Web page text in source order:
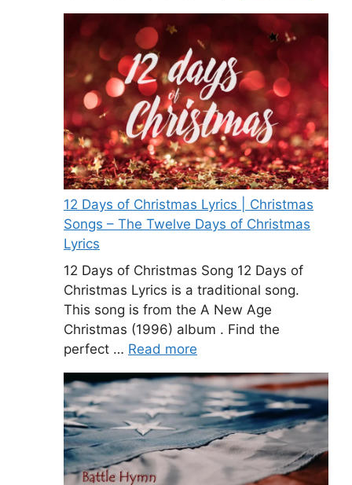
12 Days of Christmas Lyrics | Christmas
Songs – The Twelve Days of Christmas
Lyrics
12 Days of Christmas Song 12 Days of
Christmas Lyrics is a traditional song.
This song is from the A New Age
Christmas (1996) album . Find the
perfect … Read more